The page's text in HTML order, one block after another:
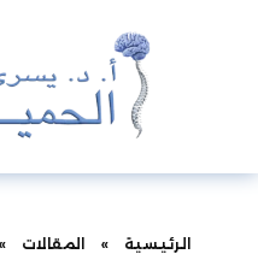
الرئيسية » المقالات »